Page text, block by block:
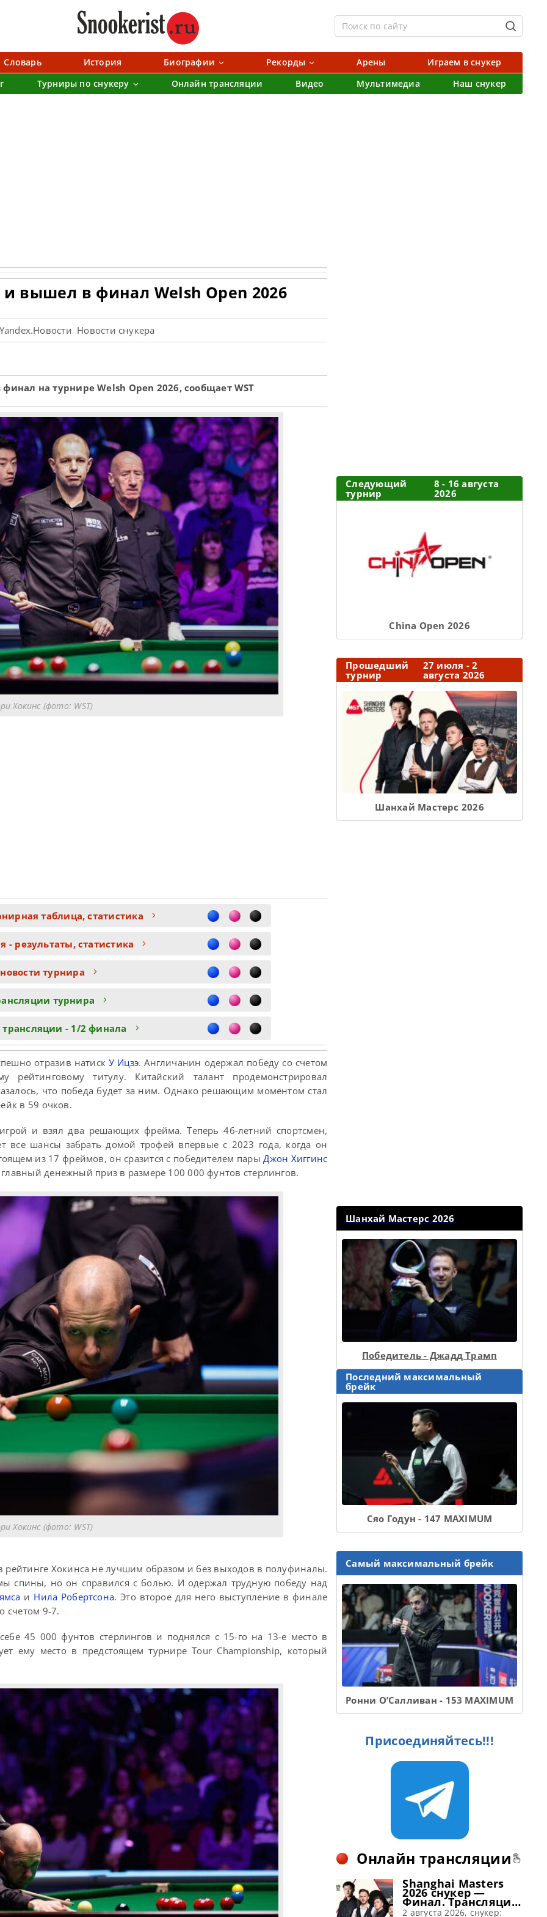
Словарь История Биографии Рекорды Арены
Играем в снукер
Турниры по снукеру Онлайн трансляции Видео Мультимедиа Наш снукер
вышел в финал Welsh Open 2026
, Новости снукера
на турнире Welsh Open 2026, сообщает WST
Хокинс (фото: WST)
таблица, статистика
- результаты, статистика
турнира
турнира
трансляции - 1/2 финала
отразив натискУ Ицзэ. Англичанин одержал победу со счетом
титулу. Китайский талант продемонстрировал
что победа будет за ним. Однако решающим моментом стал
в 59 очков.
и взял два решающих фрейма. Теперь 46-летний спортсмен,
все шансы забрать домой трофей впервые с 2023 года, когда он
из 17 фреймов, он сразится с победителем парыДжон Хиггинс
денежный приз в размере 100 000 фунтов стерлингов.
Хокинс (фото: WST)
рейтинге Хокинса не лучшим образом и без выходов в полуфиналы.
спины, но он справился с болью. И одержал трудную победу над
и Нила Робертсона. Это второе для него выступление в финале
счетом 9-7.
45 000 фунтов стерлингов и поднялся с 15-го на 13-е место в
ему место в предстоящем турнире Tour Championship, который
Следующий
турнир
8 - 16 августа
2026
Сhina Open 2026
Прошедший
турнир
27 июля - 2
августа 2026
Шанхай Мастерс 2026
Шанхай Мастерс 2026
Победитель - Джадд Трамп
Последний максимальный
брейк
Сяо Годун - 147 MAXIMUM
Самый максимальный брейк
Ронни О’Салливан - 153 MAXIMUM
Присоединяйтесь!!!
Онлайн трансляции
Shanghai Masters
2026 снукер —
Финал. Трансляции
расписание
2 августа 2026, снукер: